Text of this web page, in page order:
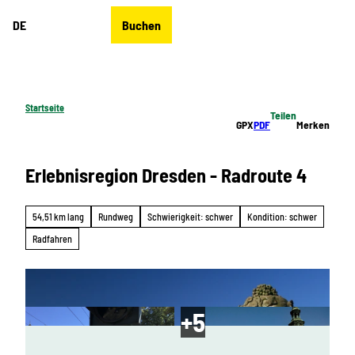
DE Buchen
Startseite
GPXPDF
Teilen
Merken
Erlebnisregion Dresden - Radroute 4
54,51 km lang Rundweg Schwierigkeit: schwer
Kondition: schwer
Radfahren